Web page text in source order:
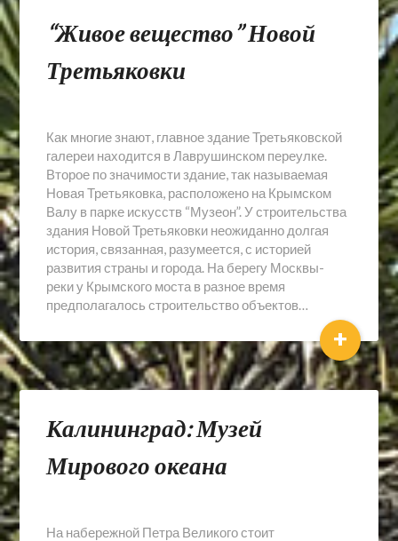
“Живое вещество” Новой
Третьяковки
Как многие знают, главное здание Третьяковской
галереи находится в Лаврушинском переулке.
Второе по значимости здание, так называемая
Новая Третьяковка, расположено на Крымском
Валу в парке искусств “Музеон”. У строительства
здания Новой Третьяковки неожиданно долгая
история, связанная, разумеется, с историей
развития страны и города. На берегу Москвы-
реки у Крымского моста в разное время
предполагалось строительство объектов…
+
Калининград: Музей
Мирового океана
На набережной Петра Великого стоит